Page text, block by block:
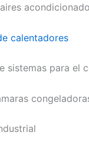
calentadores
sistemas para el